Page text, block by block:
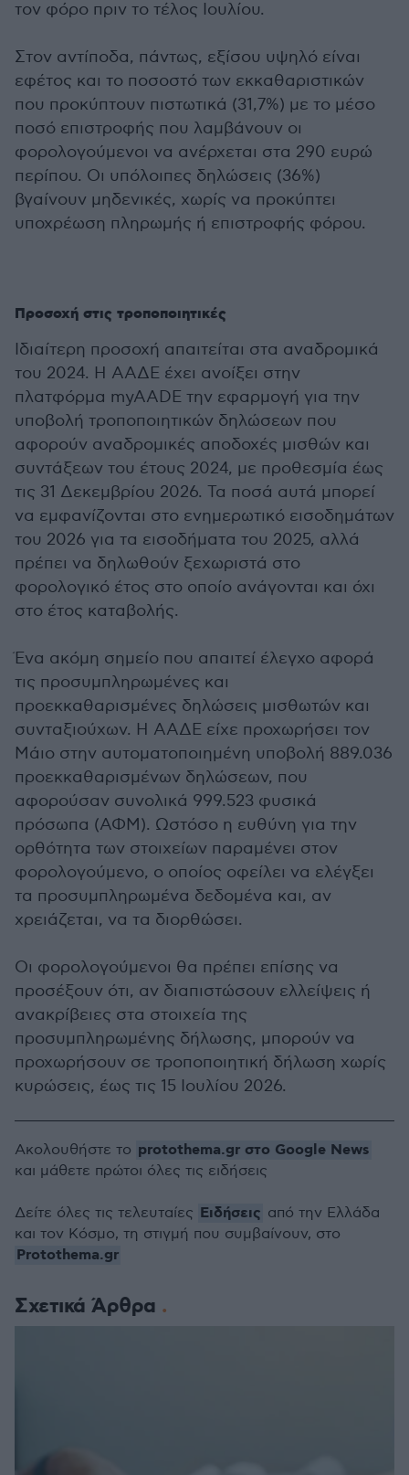
τον φόρο πριν το τέλος Ιουλίου.
Στον αντίποδα, πάντως, εξίσου υψηλό είναι
εφέτος και το ποσοστό των εκκαθαριστικών
που προκύπτουν πιστωτικά (31,7%) με το μέσο
ποσό επιστροφής που λαμβάνουν οι
φορολογούμενοι να ανέρχεται στα 290 ευρώ
περίπου. Οι υπόλοιπες δηλώσεις (36%)
βγαίνουν μηδενικές, χωρίς να προκύπτει
υποχρέωση πληρωμής ή επιστροφής φόρου.
Προσοχή στις τροποποιητικές
Ιδιαίτερη προσοχή απαιτείται στα αναδρομικά
του 2024. Η ΑΑΔΕ έχει ανοίξει στην
πλατφόρμα myAADE την εφαρμογή για την
υποβολή τροποποιητικών δηλώσεων που
αφορούν αναδρομικές αποδοχές μισθών και
συντάξεων του έτους 2024, με προθεσμία έως
τις 31 Δεκεμβρίου 2026. Τα ποσά αυτά μπορεί
να εμφανίζονται στο ενημερωτικό εισοδημάτων
του 2026 για τα εισοδήματα του 2025, αλλά
πρέπει να δηλωθούν ξεχωριστά στο
φορολογικό έτος στο οποίο ανάγονται και όχι
στο έτος καταβολής.
Ένα ακόμη σημείο που απαιτεί έλεγχο αφορά
τις προσυμπληρωμένες και
προεκκαθαρισμένες δηλώσεις μισθωτών και
συνταξιούχων. Η ΑΑΔΕ είχε προχωρήσει τον
Μάιο στην αυτοματοποιημένη υποβολή 889.036
προεκκαθαρισμένων δηλώσεων, που
αφορούσαν συνολικά 999.523 φυσικά
πρόσωπα (ΑΦΜ). Ωστόσο η ευθύνη για την
ορθότητα των στοιχείων παραμένει στον
φορολογούμενο, ο οποίος οφείλει να ελέγξει
τα προσυμπληρωμένα δεδομένα και, αν
χρειάζεται, να τα διορθώσει.
Οι φορολογούμενοι θα πρέπει επίσης να
προσέξουν ότι, αν διαπιστώσουν ελλείψεις ή
ανακρίβειες στα στοιχεία της
προσυμπληρωμένης δήλωσης, μπορούν να
προχωρήσουν σε τροποποιητική δήλωση χωρίς
κυρώσεις, έως τις 15 Ιουλίου 2026.
Σχετικά Άρθρα
Ακολουθήστε το protothema.gr στο Google News
και μάθετε πρώτοι όλες τις ειδήσεις
Δείτε όλες τις τελευταίες Ειδήσεις από την Ελλάδα
και τον Κόσμο, τη στιγμή που συμβαίνουν, στο
Protothema.gr